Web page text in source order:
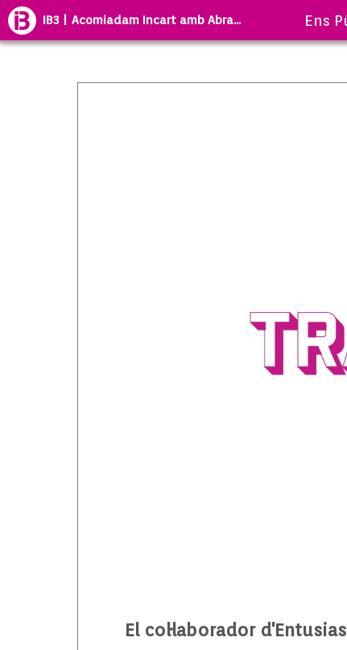
IB3 | Acomiadam Incart amb Abra... Ens
El col·laborador